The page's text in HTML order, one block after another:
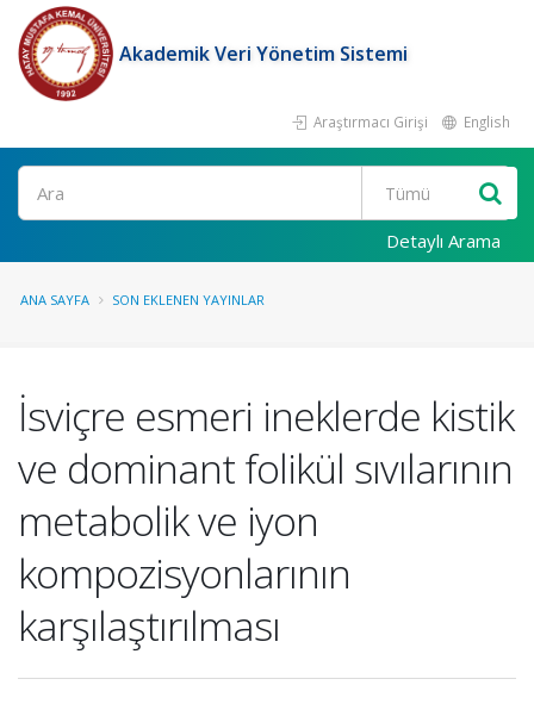
Akademik Veri Yönetim Sistemi
Araştırmacı Girişi English
Ara
Detaylı Arama
ANA SAYFA SON EKLENEN YAYINLAR
İsviçre esmeri ineklerde kistik
ve dominant folikül sıvılarının
metabolik ve iyon
kompozisyonlarının
karşılaştırılması